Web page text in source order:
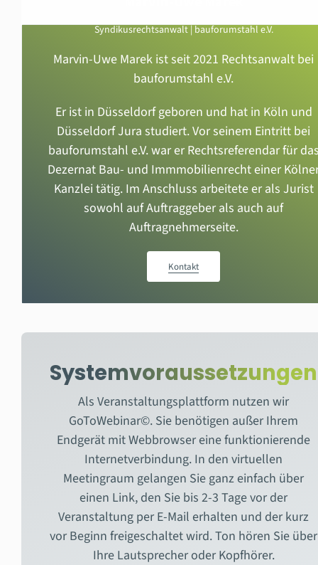
Syndikusrechtsanwalt | bauforumstahl e.V.
Marvin-Uwe Marek ist seit 2021 Rechtsanwalt bei
bauforumstahl e.V.
Er ist in Düsseldorf geboren und hat in Köln und
Düsseldorf Jura studiert. Vor seinem Eintritt bei
bauforumstahl e.V. war er Rechtsreferendar für
Dezernat Bau- und Immmobilienrecht einer
Kanzlei tätig. Im Anschluss arbeitete er als Jurist
sowohl auf Auftraggeber als auch auf
Auftragnehmerseite.
Kontakt
Systemvoraussetzungen
Als Veranstaltungsplattform nutzen wir
GoToWebinar©. Sie benötigen außer Ihrem
Endgerät mit Webbrowser eine funktionierende
Internetverbindung. In den virtuellen
Meetingraum gelangen Sie ganz einfach über
einen Link, den Sie bis 2-3 Tage vor der
Veranstaltung per E-Mail erhalten und der kurz
vor Beginn freigeschaltet wird. Ton hören Sie über
Ihre Lautsprecher oder Kopfhörer.